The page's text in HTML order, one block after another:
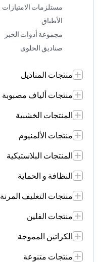
مستلزمات الامتيازات
الأطباق
مجموعة أدوات الخبز
صناديق الحلوى
منتجات المناديل
منتجات ألياف مصبوبة
المنتجات الخشبية
منتجات الألمنيوم
المنتجات البلاستيكية
النظافة و الحماية
منتجات التغليف المرنة
منتجات الفلين
الكراتين المموجة
منتجات متنوعة